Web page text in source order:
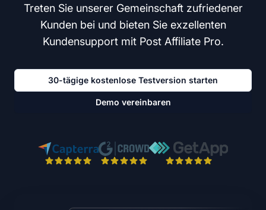
Treten Sie unserer Gemeinschaft zufriedener
Kunden bei und bieten Sie exzellenten
Kundensupport mit Post Affiliate Pro.
30-tägige kostenlose Testversion starten
Demo vereinbaren